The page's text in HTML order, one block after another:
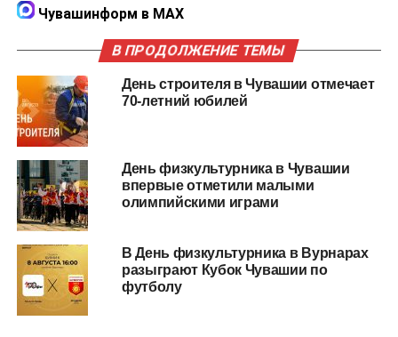
Чувашинформ в MAX
В ПРОДОЛЖЕНИЕ ТЕМЫ
День строителя в Чувашии отмечает
70-летний юбилей
День физкультурника в Чувашии
впервые отметили малыми
олимпийскими играми
В День физкультурника в Вурнарах
разыграют Кубок Чувашии по
футболу